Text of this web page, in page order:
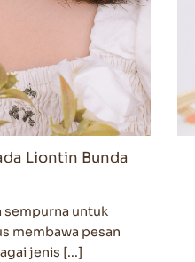
Liontin Bunda
sempurna untuk
membawa pesan
jenis [...]